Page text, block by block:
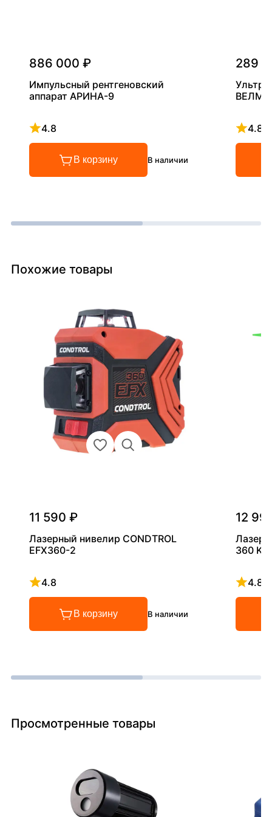
886 000 ₽
Импульсный рентгеновский
аппарат АРИНА-9
4.8
Рейтинг 4.8 из 5
В корзину В наличии
289
4.8
Похожие товары
11 590 ₽
Лазерный нивелир CONDTROL
EFX360-2
4.8
Рейтинг 4.8 из 5
В корзину В наличии
12
360 KIT
4.8
Просмотренные товары